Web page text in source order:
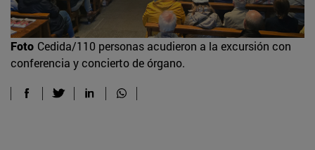
Foto Cedida/110 personas acudieron a la excursión con
conferencia y concierto de órgano.